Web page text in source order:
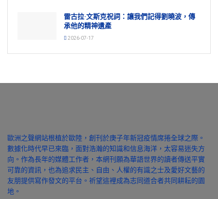
雷古拉·文斯克祝詞：讓我們記得劉曉波，傳
承他的精神遺產
2026-07-17
歐洲之聲網站根植於歐陸，創刊於庚子年新冠疫情席捲全球之際。
數據化時代早已來臨，面對浩瀚的知識和信息海洋，太容易迷失方
向。作為長年的媒體工作者，本網刊願為華語世界的讀者傳送平實
可靠的資訊，也為追求民主、自由、人權的有識之士及愛好文藝的
友朋提供寫作發文的平台。祈望這裡成為志同道合者共同耕耘的園
地。